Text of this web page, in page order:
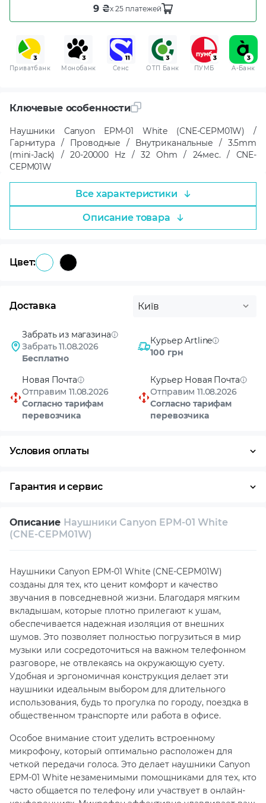
9 ₴x 25 платежей
Приватбанк Монобанк Сенс ОТП Банк ПУМБ A-Банк
Ключевые особенности
Наушники Canyon EPM-01 White (CNE-CEPM01W) /
Гарнитура / Проводные / Внутриканальные / 3.5mm
(mini-Jack) / 20-20000 Hz / 32 Ohm / 24мес. / CNE-
CEPM01W
Все характеристики
Описание товара
Цвет:
Доставка Київ
Забрать из магазина
Забрать 11.08.2026
Бесплатно
Курьер Artline
100 грн
Новая Почта
Отправим 11.08.2026
Согласно тарифам
перевозчика
Курьер Новая Почта
Отправим 11.08.2026
Согласно тарифам
перевозчика
Условия оплаты
Гарантия и сервис
Собственный сервисный центр
Описание Наушники Canyon EPM-01 White
(CNE-CEPM01W)
Наушники Canyon EPM-01 White (CNE-CEPM01W)
созданы для тех, кто ценит комфорт и качество
звучания в повседневной жизни. Благодаря мягким
вкладышам, которые плотно прилегают к ушам,
обеспечивается надежная изоляция от внешних
шумов. Это позволяет полностью погрузиться в мир
музыки или сосредоточиться на важном телефонном
разговоре, не отвлекаясь на окружающую суету.
Удобная и эргономичная конструкция делает эти
наушники идеальным выбором для длительного
использования, будь то прогулка по городу, поездка в
общественном транспорте или работа в офисе.
Особое внимание стоит уделить встроенному
микрофону, который оптимально расположен для
четкой передачи голоса. Это делает наушники Canyon
EPM-01 White незаменимыми помощниками для тех, кто
часто общается по телефону или участвует в онлайн-